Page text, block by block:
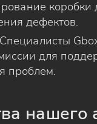
дефектов.
для
проблем.
нашего